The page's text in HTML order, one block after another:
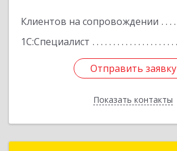
Клиентов на сопровождении
1С:Специалист
Отправить заявку
Показать контакты
Отправить заявку
Назад